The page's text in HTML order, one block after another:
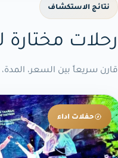
نتائج الاستكشاف
رحلات مختارة
قارن سريعاً بين السعر،
حفلات اداء